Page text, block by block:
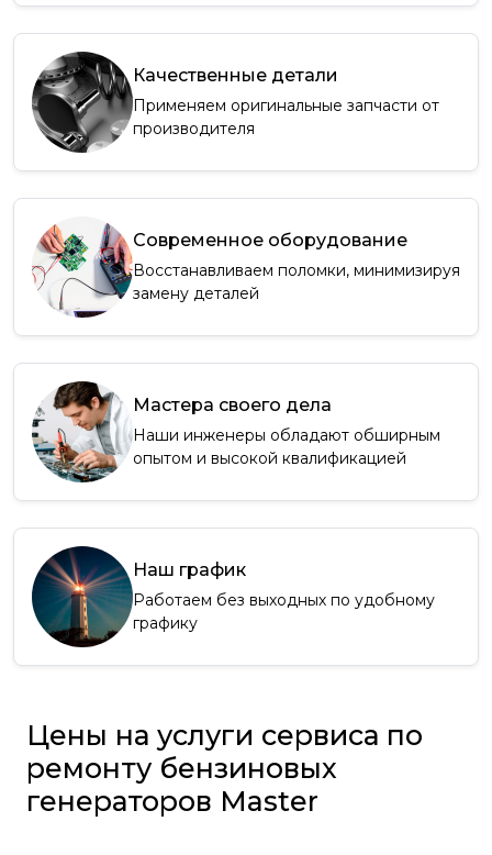
Качественные детали
Применяем оригинальные запчасти от
производителя
Современное оборудование
Восстанавливаем поломки, минимизируя
замену деталей
Мастера своего дела
Наши инженеры обладают обширным
опытом и высокой квалификацией
Наш график
Работаем без выходных по удобному
графику
Цены на услуги сервиса по
ремонту бензиновых
генераторов Master